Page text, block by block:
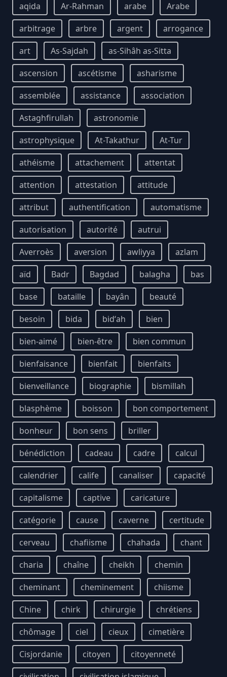
aqida
Ar-Rahman arabe
Arabe
arbitrage
arbre argent
arrogance
art
As-Sajdah
as-Sihâh as-Sitta
ascension
ascétisme
asharisme
assemblée
assistance
association
Astaghfirullah
astronomie
astrophysique
At-Takathur
At-Tur
athéisme
attachement
attentat
attention
attestation
attitude
attribut
authentification
automatisme
autorisation
autorité
autrui
Averroès
aversion awliyya
azlam
aïd
Badr Bagdad balagha
bas
base
bataille bayân
beauté
besoin
bida bidʻah
bien
bien-aimé
bien-être
bien commun
bienfaisance
bienfait
bienfaits
bienveillance
biographie
bismillah
blasphème
boisson
bon comportement
bonheur
bon sens
briller
bénédiction
cadeau cadre
calcul
calendrier
calife canaliser
capacité
capitalisme
captive
caricature
catégorie
cause caverne
certitude
cerveau
chafiisme chahada
chant
charia
chaîne cheikh
chemin
cheminant
cheminement
chiisme
Chine
chirk chirurgie
chrétiens
chômage
ciel cieux
cimetière
Cisjordanie
citoyen
citoyenneté